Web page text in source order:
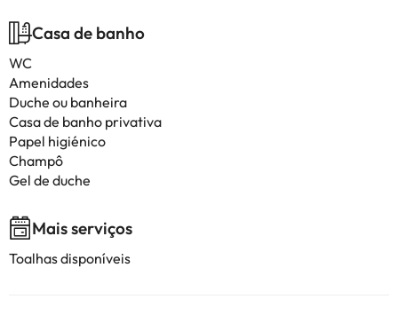
Casa de banho
WC
Amenidades
Duche ou banheira
Casa de banho privativa
Papel higiénico
Champô
Gel de duche
Mais serviços
Toalhas disponíveis